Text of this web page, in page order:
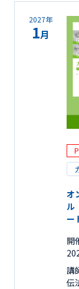
2027年
1月
オ
ル
ー
開
講
伝